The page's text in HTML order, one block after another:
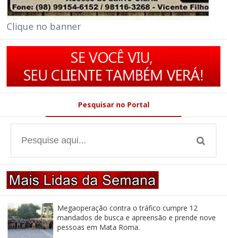
Clique no banner
Pesquisar no Portal
Megaoperação contra o tráfico cumpre 12
mandados de busca e apreensão e prende nove
pessoas em Mata Roma.